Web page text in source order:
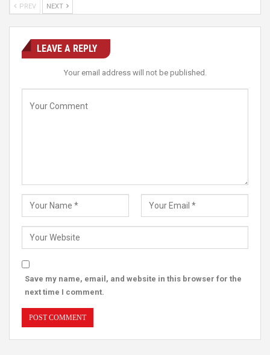
PREV NEXT
LEAVE A REPLY
Your email address will not be published.
Save my name, email, and website in this browser for the
next time I comment.